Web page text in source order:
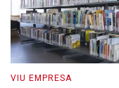
VIU EMPRESA